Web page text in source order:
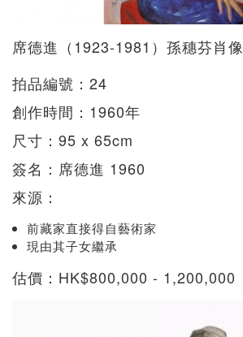
席德進（1923-1981）孫穗芬肖像
拍品編號：24
創作時間：1960年
尺寸：95 x 65cm
簽名：席德進 1960
來源：
前藏家直接得自藝術家
現由其子女繼承
估價：HK$800,000 - 1,200,000